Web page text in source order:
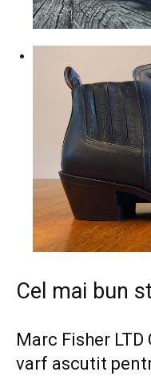
Cel mai bun
Marc Fisher LTD
varf ascutit